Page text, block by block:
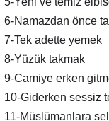
6-Namazdan önce
7-Tek adette yemek
8-Yüzük takmak
9-Camiye erken
10-Giderken sessiz
11-Müslümanlara